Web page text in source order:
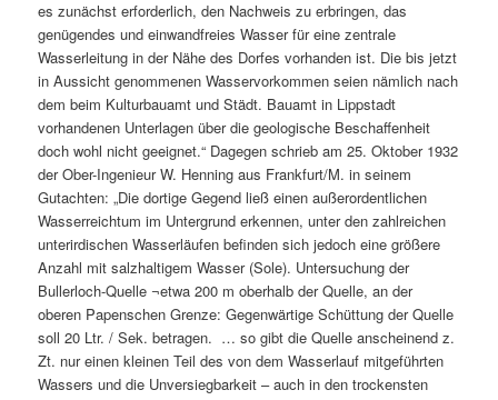
es zunächst erforderlich, den Nachweis zu erbringen, das
genügendes und einwandfreies Wasser für eine zentrale
Wasserleitung in der Nähe des Dorfes vorhanden ist. Die bis jetzt
in Aussicht genommenen Wasservorkommen seien nämlich nach
dem beim Kulturbauamt und Städt. Bauamt in Lippstadt
vorhandenen Unterlagen über die geologische Beschaffenheit
doch wohl nicht geeignet.“ Dagegen schrieb am 25. Oktober 1932
der Ober-Ingenieur W. Henning aus Frankfurt/M. in seinem
Gutachten: „Die dortige Gegend ließ einen außerordentlichen
Wasserreichtum im Untergrund erkennen, unter den zahlreichen
unterirdischen Wasserläufen befinden sich jedoch eine größere
Anzahl mit salzhaltigem Wasser (Sole). Untersuchung der
Bullerloch-Quelle ¬etwa 200 m oberhalb der Quelle, an der
oberen Papenschen Grenze: Gegenwärtige Schüttung der Quelle
soll 20 Ltr. / Sek. betragen. … so gibt die Quelle anscheinend z.
Zt. nur einen kleinen Teil des von dem Wasserlauf mitgeführten
Wassers und die Unversiegbarkeit – auch in den trockensten